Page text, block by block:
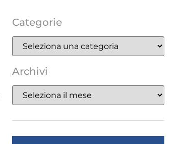
Categorie
Archivi